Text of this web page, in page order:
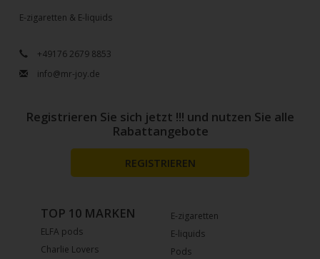
E-zigaretten & E-liquids
+49176 2679 8853
info@mr-joy.de
E-zigaretten
E-liquids
Pods
TOP 10 MARKEN
ELFA pods
Charlie Lovers
Registrieren Sie sich jetzt !!! und nutzen Sie alle
Rabattangebote
REGISTRIEREN